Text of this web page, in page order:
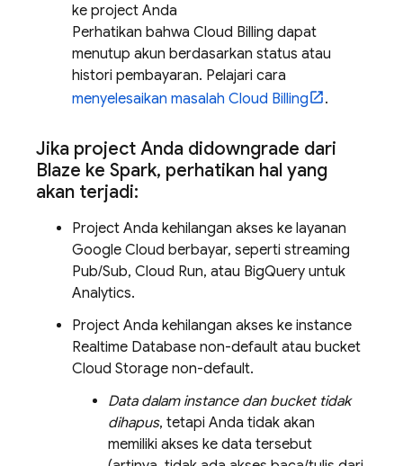
ke project Anda
Perhatikan bahwa Cloud Billing dapat
menutup akun berdasarkan status atau
histori pembayaran. Pelajari cara
menyelesaikan masalah Cloud Billing .
Jika project Anda didowngrade dari
Blaze ke Spark, perhatikan hal yang
akan terjadi:
Project Anda kehilangan akses ke layanan
Google Cloud berbayar, seperti streaming
Pub/Sub, Cloud Run, atau BigQuery untuk
Analytics.
Project Anda kehilangan akses ke instance
Realtime Database non-default atau bucket
Cloud Storage non-default.
Data dalam instance dan bucket tidak
dihapus, tetapi Anda tidak akan
memiliki akses ke data tersebut